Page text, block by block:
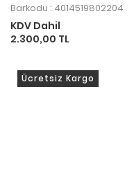
Barkodu : 4014519802204
KDV Dahil
2.300,00 TL
Ücretsiz Kargo